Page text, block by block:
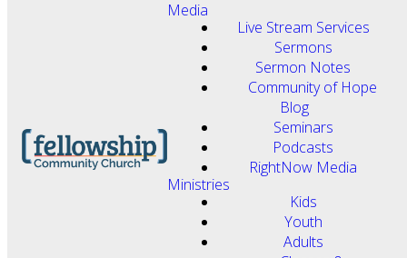
Media
Live Stream Services
Sermons
Sermon Notes
Community of Hope
Blog
Seminars
Podcasts
RightNow Media
Ministries
Kids
Youth
Adults